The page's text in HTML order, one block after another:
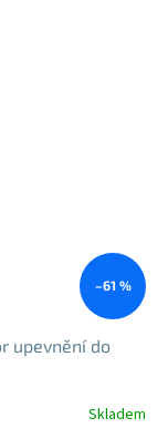
–61 %
upevnění do
Skladem